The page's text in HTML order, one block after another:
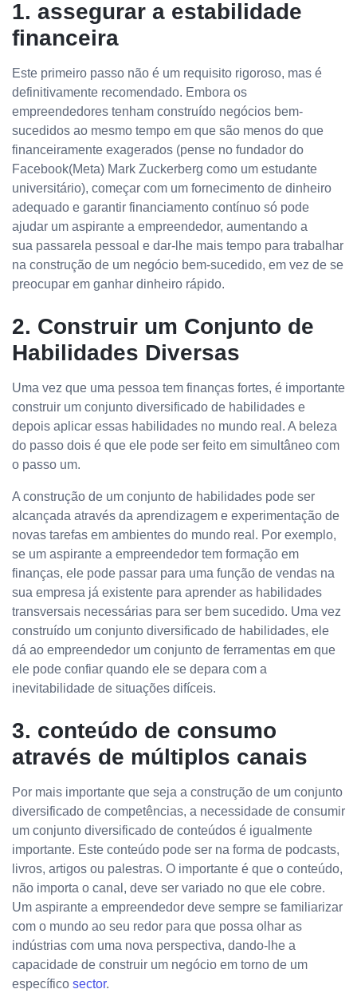
1. assegurar a estabilidade
financeira
Este primeiro passo não é um requisito rigoroso, mas é
definitivamente recomendado. Embora os
empreendedores tenham construído negócios bem-
sucedidos ao mesmo tempo em que são menos do que
financeiramente exagerados (pense no fundador do
Facebook(Meta) Mark Zuckerberg como um estudante
universitário), começar com um fornecimento de dinheiro
adequado e garantir financiamento contínuo só pode
ajudar um aspirante a empreendedor, aumentando a
sua passarela pessoal e dar-lhe mais tempo para trabalhar
na construção de um negócio bem-sucedido, em vez de se
preocupar em ganhar dinheiro rápido.
2. Construir um Conjunto de
Habilidades Diversas
Uma vez que uma pessoa tem finanças fortes, é importante
construir um conjunto diversificado de habilidades e
depois aplicar essas habilidades no mundo real. A beleza
do passo dois é que ele pode ser feito em simultâneo com
o passo um.
A construção de um conjunto de habilidades pode ser
alcançada através da aprendizagem e experimentação de
novas tarefas em ambientes do mundo real. Por exemplo,
se um aspirante a empreendedor tem formação em
finanças, ele pode passar para uma função de vendas na
sua empresa já existente para aprender as habilidades
transversais necessárias para ser bem sucedido. Uma vez
construído um conjunto diversificado de habilidades, ele
dá ao empreendedor um conjunto de ferramentas em que
ele pode confiar quando ele se depara com a
inevitabilidade de situações difíceis.
3. conteúdo de consumo
através de múltiplos canais
Por mais importante que seja a construção de um conjunto
diversificado de competências, a necessidade de consumir
um conjunto diversificado de conteúdos é igualmente
importante. Este conteúdo pode ser na forma de podcasts,
livros, artigos ou palestras. O importante é que o conteúdo,
não importa o canal, deve ser variado no que ele cobre.
Um aspirante a empreendedor deve sempre se familiarizar
com o mundo ao seu redor para que possa olhar as
indústrias com uma nova perspectiva, dando-lhe a
capacidade de construir um negócio em torno de um
específico sector.